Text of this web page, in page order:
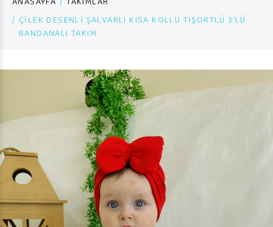
ÇİLEK DESENLİ ŞALVARLI KISA KOLLU TİŞÖRTLÜ 3’LÜ
BANDANALI TAKIM